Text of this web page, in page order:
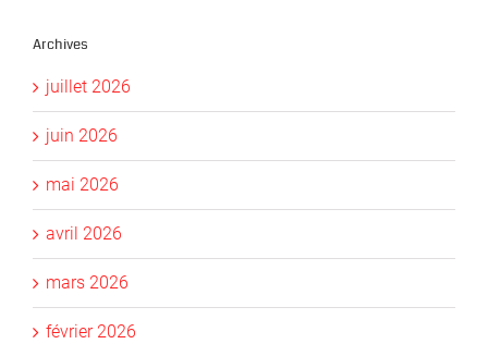
Archives
juillet 2026
juin 2026
mai 2026
avril 2026
mars 2026
février 2026